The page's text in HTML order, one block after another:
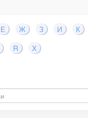
Е Ж З И К
R
X